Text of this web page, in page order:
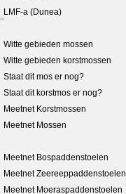
LMF-a (Dunea)
Witte gebieden mossen
Witte gebieden korstmossen
Staat dit mos er nog?
Staat dit korstmos er nog?
Meetnet Korstmossen
Meetnet Mossen
Meetnet Bospaddenstoelen
Meetnet Zeereeppaddenstoelen
Meetnet Moeraspaddenstoelen